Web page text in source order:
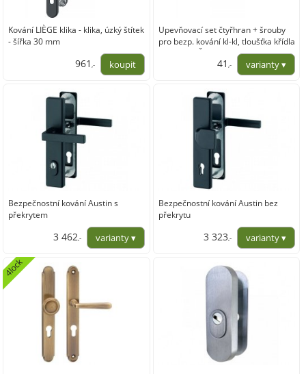
Kování LIÈGE klika - klika, úzký štítek
- šířka 30 mm
961,-
Upevňovací set čtyřhran + šrouby
pro bezp. kování kl-kl, tloušťka křídla
36-45mm,Čtyřhran (mm): 8
samostatný s redukcí
41 ,-
Bezpečnostní kování Austin s
překrytem
3 462,-
Bezpečnostní kování Austin bez
překrytu
3 323,-
4lock